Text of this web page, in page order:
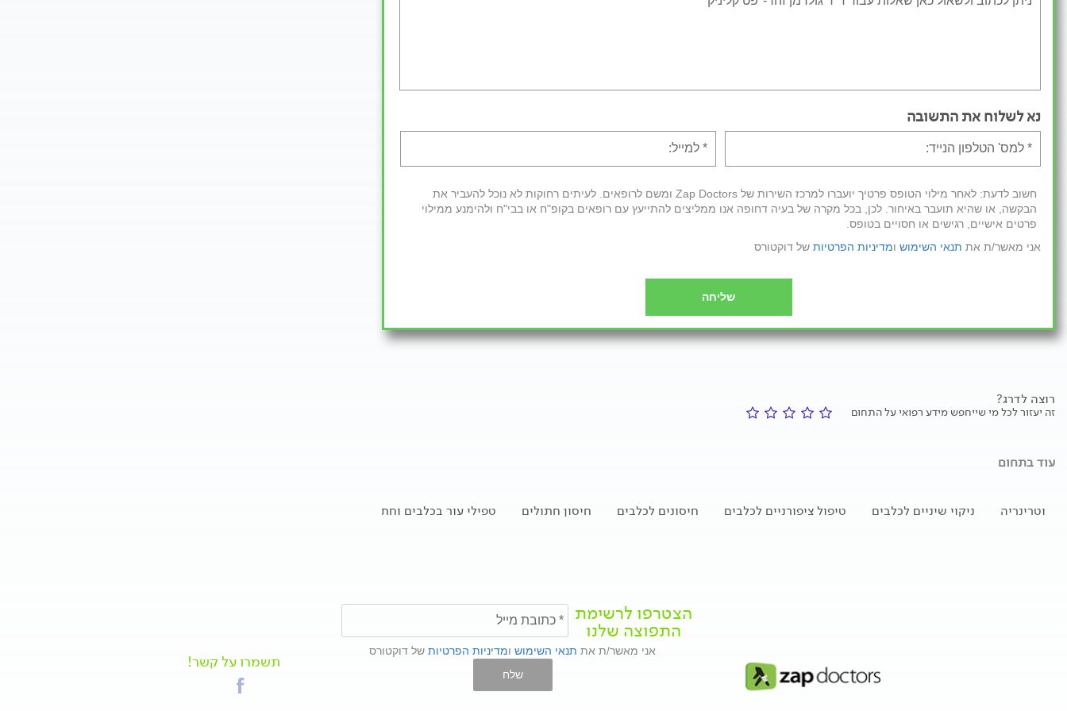
נא לשלוח את התשובה
חשוב לדעת: לאחר מילוי הטופס פרטיך יועברו למרכז השירות של Zap Doctors ומשם לרופאים. לעיתים רחוקות לא נוכל להעביר את
הבקשה, או שהיא תועבר באיחור. לכן, בכל מקרה של בעיה דחופה אנו ממליצים להתייעץ עם רופאים בקופ"ח או בבי"ח ולהימנע ממילוי
פרטים אישיים, רגישים או חסויים בטופס.
אני מאשר/ת את תנאי השימוש ומדיניות הפרטיות של דוקטורס
שליחה
רוצה לדרג?
זה יעזור לכל מי שייחפש מידע רפואי על התחום
עוד בתחום
וטרינריה ניקוי שיניים לכלבים טיפול ציפורניים לכלבים חיסונים לכלבים חיסון חתולים טפילי עור בכלבים וחתולים
הצטרפו לרשימת
התפוצה שלנו
אני מאשר/ת את תנאי השימוש ומדיניות הפרטיות של דוקטורס
שלח
תשמרו על קשר!